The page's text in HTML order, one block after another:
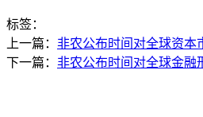
标签：
上一篇： 非农公布时间对全球资本
下一篇： 非农公布时间对全球金融